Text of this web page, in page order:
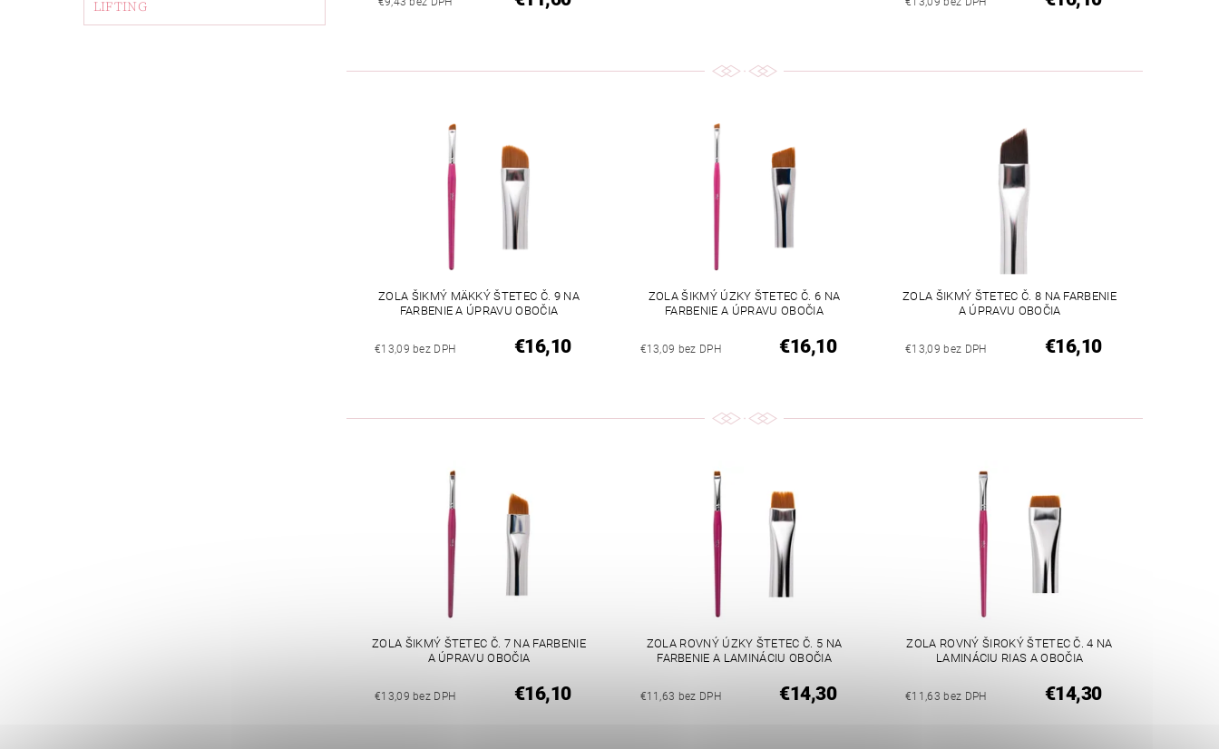
LIFTING
ZOLA ŠIKMÝ MÄKKÝ ŠTETEC Č. 9 NA
FARBENIE A ÚPRAVU OBOČIA
€13,09 bez DPH €16,10
ZOLA ŠIKMÝ ÚZKY ŠTETEC Č. 6 NA
FARBENIE A ÚPRAVU OBOČIA
€13,09 bez DPH €16,10
ZOLA ŠIKMÝ ŠTETEC Č. 8 NA FARBENIE
A ÚPRAVU OBOČIA
€13,09 bez DPH €16,10
ZOLA ŠIKMÝ ŠTETEC Č. 7 NA FARBENIE
A ÚPRAVU OBOČIA
€13,09 bez DPH €16,10
ZOLA ROVNÝ ÚZKY ŠTETEC Č. 5 NA
FARBENIE A LAMINÁCIU OBOČIA
€11,63 bez DPH €14,30
ZOLA ROVNÝ ŠIROKÝ ŠTETEC Č. 4 NA
LAMINÁCIU RIAS A OBOČIA
€11,63 bez DPH €14,30